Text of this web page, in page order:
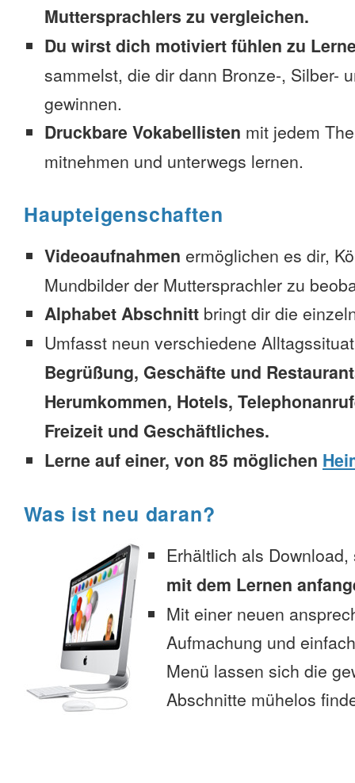
Muttersprachlers zu vergleichen.
Du wirst dich motiviert fühlen zu
sammelst, die dir dann Bronze-, Silber-
gewinnen.
Druckbare Vokabellisten mit jedem
mitnehmen und unterwegs lernen.
Haupteigenschaften
Videoaufnahmen ermöglichen es dir,
Mundbilder der Muttersprachler zu
Alphabet Abschnitt bringt dir die
Umfasst neun verschiedene
Begrüßung, Geschäfte und
Herumkommen, Hotels,
Freizeit und Geschäftliches.
Lerne auf einer, von 85 möglichen
Was ist neu daran?
Erhältlich als
mit dem Lernen
Mit einer neuen
Aufmachung und
Menü lassen sich die
Abschnitte mühelos